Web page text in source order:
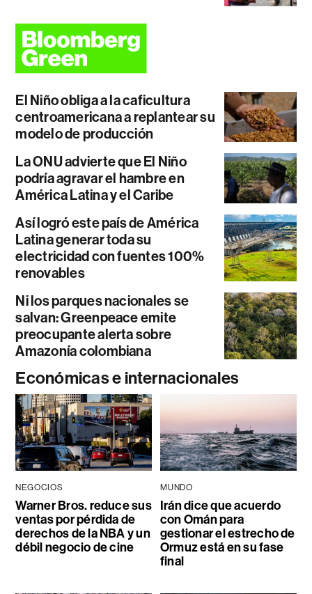
El Niño obliga a la caficultura
centroamericana a replantear su
modelo de producción
La ONU advierte que El Niño
podría agravar el hambre en
América Latina y el Caribe
Así logró este país de América
Latina generar toda su
electricidad con fuentes 100%
renovables
Ni los parques nacionales se
salvan: Greenpeace emite
preocupante alerta sobre
Amazonía colombiana
Económicas e internacionales
NEGOCIOS
Warner Bros. reduce sus
ventas por pérdida de
derechos de la NBA y un
débil negocio de cine
MUNDO
Irán dice que acuerdo
con Omán para
gestionar el estrecho de
Ormuz está en su fase
final